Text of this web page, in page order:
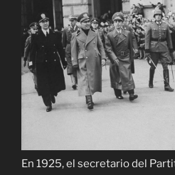
En 1925, el secretario del